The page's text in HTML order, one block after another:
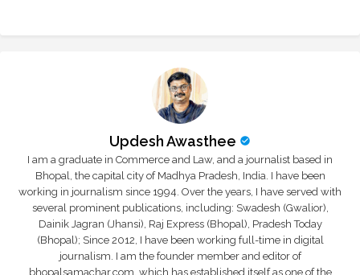
Updesh Awasthee
I am a graduate in Commerce and Law, and a journalist based in
Bhopal, the capital city of Madhya Pradesh, India. I have been
working in journalism since 1994. Over the years, I have served with
several prominent publications, including: Swadesh (Gwalior),
Dainik Jagran (Jhansi), Raj Express (Bhopal), Pradesh Today
(Bhopal); Since 2012, I have been working full-time in digital
journalism. I am the founder member and editor of
bhopalsamachar.com, which has established itself as one of the